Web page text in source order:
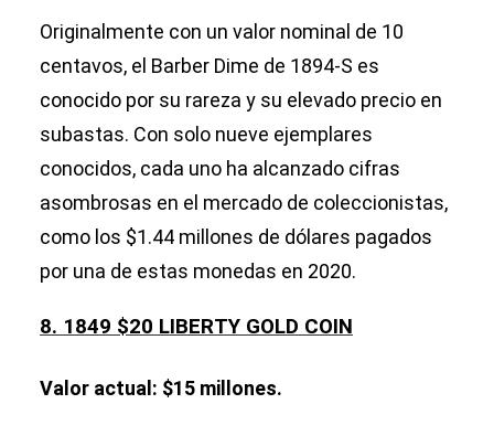
Originalmente con un valor nominal de 10
centavos, el Barber Dime de 1894-S es
conocido por su rareza y su elevado precio en
subastas. Con solo nueve ejemplares
conocidos, cada uno ha alcanzado cifras
asombrosas en el mercado de coleccionistas,
como los $1.44 millones de dólares pagados
por una de estas monedas en 2020.
8. 1849 $20 LIBERTY GOLD COIN
Valor actual: $15 millones.